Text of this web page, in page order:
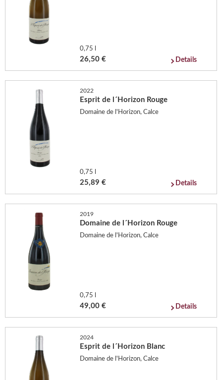
0,75 l
26,50 € Details
2022
Esprit de l´Horizon Rouge
Domaine de l'Horizon, Calce
0,75 l
25,89 € Details
2019
Domaine de l´Horizon Rouge
Domaine de l'Horizon, Calce
0,75 l
49,00 € Details
2024
Esprit de l´Horizon Blanc
Domaine de l'Horizon, Calce